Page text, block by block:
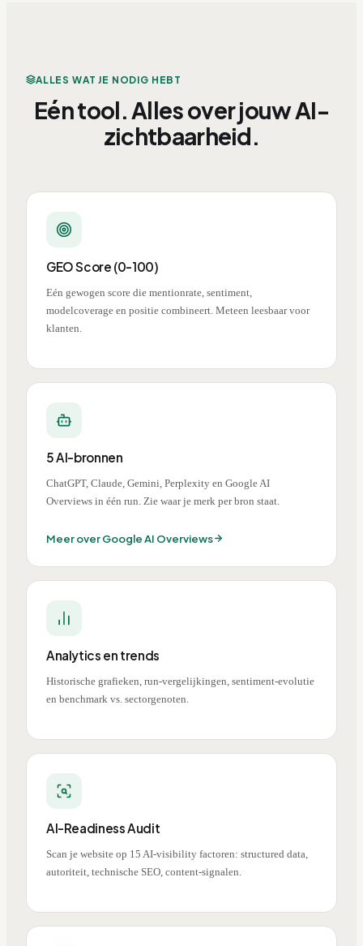
ALLES WAT JE NODIG HEBT
Eén tool. Alles over jouw AI-
zichtbaarheid.
GEO Score (0-100)
Eén gewogen score die mentionrate, sentiment,
modelcoverage en positie combineert. Meteen leesbaar voor
klanten.
5 AI-bronnen
ChatGPT, Claude, Gemini, Perplexity en Google AI
Overviews in één run. Zie waar je merk per bron staat.
Meer over Google AI Overviews
Analytics en trends
Historische grafieken, run-vergelijkingen, sentiment-evolutie
en benchmark vs. sectorgenoten.
AI-Readiness Audit
Scan je website op 15 AI-visibility factoren: structured data,
autoriteit, technische SEO, content-signalen.